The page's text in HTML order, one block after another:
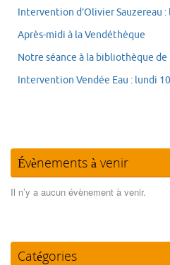
Intervention d’Olivier Sauzereau :
Après-midi à la Vendéthèque
Notre séance à la bibliothèque de
Intervention Vendée Eau : lundi
Évènements à venir
Il n’y a aucun évènement à venir.
Catégories